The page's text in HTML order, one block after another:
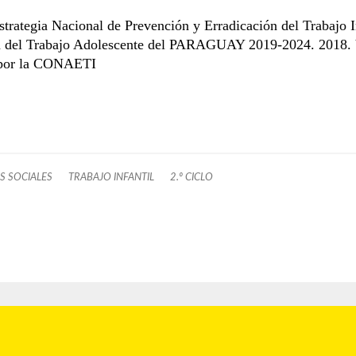
Nacional de Prevención y Erradicación del Trabajo
del Trabajo Adolescente del PARAGUAY 2019-2024. 2018.
la CONAETI
SOCIALES TRABAJO INFANTIL 2.º CICLO